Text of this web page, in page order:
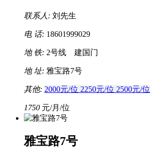
联系人: 刘先生
电 话: 18601999029
地 铁: 2号线 建国门
地 址: 雅宝路7号
其他: 2000元/位 2250元/位 2500元/位
1750 元/月/位
雅宝路7号